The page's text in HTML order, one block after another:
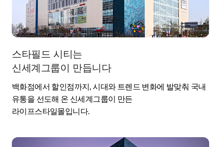
스타필드 시티는
신세계그룹이 만듭니다
백화점에서 할인점까지, 시대와 트렌드 변화에 발맞춰 국내
유통을 선도해 온 신세계그룹이 만든
라이프스타일몰입니다.